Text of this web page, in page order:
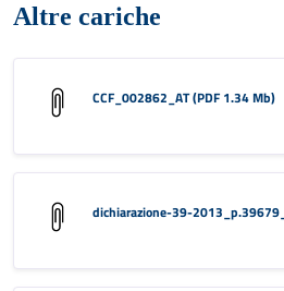
Altre cariche
CCF_002862_AT (PDF 1.34 Mb)
dichiarazione-39-